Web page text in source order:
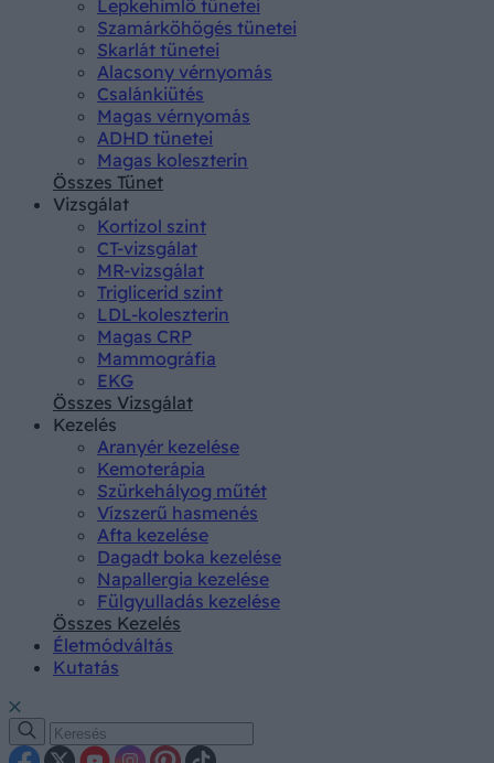
Lepkehimlő tünetei
Szamárköhögés tünetei
Skarlát tünetei
Alacsony vérnyomás
Csalánkiütés
Magas vérnyomás
ADHD tünetei
Magas koleszterin
Összes Tünet
Vizsgálat
Kortizol szint
CT-vizsgálat
MR-vizsgálat
Triglicerid szint
LDL-koleszterin
Magas CRP
Mammográfia
EKG
Összes Vizsgálat
Kezelés
Aranyér kezelése
Kemoterápia
Szürkehályog műtét
Vízszerű hasmenés
Afta kezelése
Dagadt boka kezelése
Napallergia kezelése
Fülgyulladás kezelése
Összes Kezelés
Életmódváltás
Kutatás